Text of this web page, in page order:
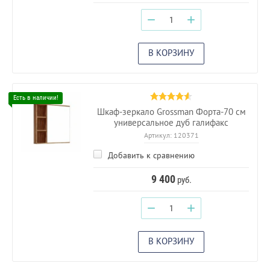
− +
В КОРЗИНУ
Шкаф-зеркало Grossman Форта-70 см
универсальное дуб галифакс
Артикул:120371
Добавить к сравнению
9 400руб.
− +
В КОРЗИНУ